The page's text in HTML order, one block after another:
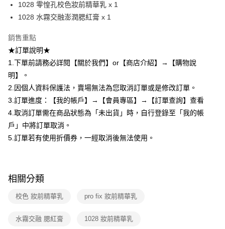
Google Pay
全盈+PAY
AFTEE先享後付
相關說明
【關於「AFTEE先享後付」】
AFTEE先享後付是「在收到商品之後才付款」的支付方式。 讓您購物簡單
便利好安心！
１．簡單：不需註冊會員、不需綁卡、不需儲值。
２．便利：只要手機號碼，簡訊認證，即可結帳。
【「AFTEE先享後付」結帳流程】
３．收到繳費通知簡訊後14天內，點擊此簡訊中的連結，可透過四大超商／
ATM／網路銀行／等多元方式進行付款，方視為交易完成。
※ 請注意：結帳手續完成當下不需立刻繳費，但若您需要取消訂單，請聯絡
購買商品的店家。未經商家同意取消之訂單仍視為有效，需透過AFTEE先享
※ 交易是否成功請以「AFTEE先享後付 」之結帳頁面顯示為準，若有關於
全家取貨付款
每筆NT$80，滿NT$599(含以上)免運費
每筆NT$80，滿NT$599(含以上)免運費
付款後7-11取貨
1028 零惶孔校色妝前精華乳 x 1
1028 水霧交融澎潤腮紅膏 x 1
銷售重點
★訂單說明★
1.下單前請務必詳閱【關於我們】or【商店介紹】→【購物說
明】。
2.因個人資料保護法，賣場無法為您取消訂單或是修改訂單。
3.訂單進度：【我的帳戶】→【會員專區】→【訂單查詢】查看
4.取消訂單需在商品狀態為「未出貨」時，自行登錄至「我的帳
戶」中將訂單取消。
5.訂單若有使用折價券，一經取消後無法使用。
相關分類
校色 妝前精華乳 pro fix 妝前精華乳
水霧交融 腮紅膏 1028 妝前精華乳